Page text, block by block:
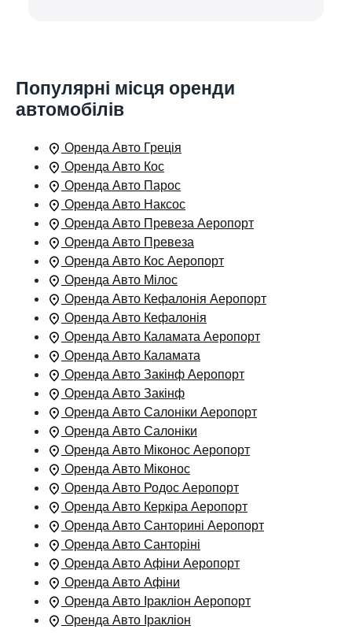
Популярні місця оренди
автомобілів
Оренда Авто Греція
Оренда Авто Кос
Оренда Авто Парос
Оренда Авто Наксос
Оренда Авто Превеза Аеропорт
Оренда Авто Превеза
Оренда Авто Кос Аеропорт
Оренда Авто Мілос
Оренда Авто Кефалонія Аеропорт
Оренда Авто Кефалонія
Оренда Авто Каламата Аеропорт
Оренда Авто Каламата
Оренда Авто Закінф Аеропорт
Оренда Авто Закінф
Оренда Авто Салоніки Аеропорт
Оренда Авто Салоніки
Оренда Авто Міконос Аеропорт
Оренда Авто Міконос
Оренда Авто Родос Аеропорт
Оренда Авто Керкіра Аеропорт
Оренда Авто Санторині Аеропорт
Оренда Авто Санторіні
Оренда Авто Афіни Аеропорт
Оренда Авто Афіни
Оренда Авто Іракліон Аеропорт
Оренда Авто Іракліон